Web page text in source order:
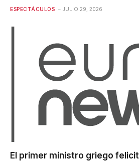
ESPECTÁCULOS JULIO 29, 2026
El primer ministro griego